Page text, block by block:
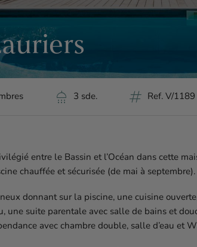
shower 3 sde. tag Ref. V/1189
entre le Bassin et l’Océan dans cette
chauffée et sécurisée (de mai à septembre).
donnant sur la piscine, une cuisine
une suite parentale avec salle de bains et
avec chambre double, salle d’eau et